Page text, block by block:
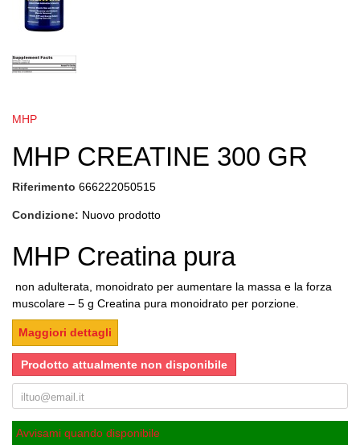
MHP
MHP CREATINE 300 GR
Riferimento 666222050515
Condizione: Nuovo prodotto
MHP Creatina pura
non adulterata, monoidrato per aumentare la massa e la forza
muscolare – 5 g Creatina pura monoidrato per porzione.
Maggiori dettagli
Prodotto attualmente non disponibile
Avvisami quando disponibile